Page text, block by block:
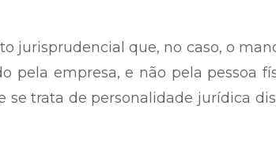
jurisprudencial que, no caso, o
pela empresa, e não pela pessoa
se trata de personalidade jurídica